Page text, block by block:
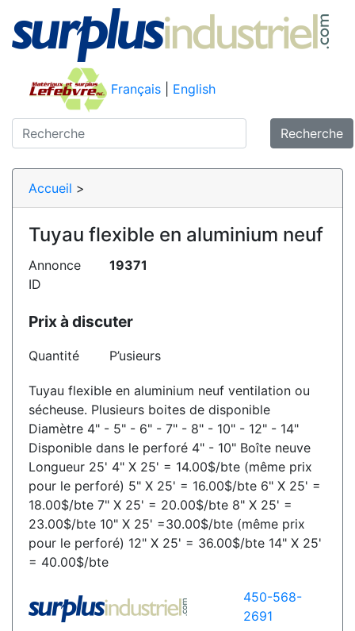
Français English
Recherche
Accueil >
Tuyau flexible en aluminium neuf
Annonce
ID
19371
Prix à discuter
Quantité P’usieurs
Tuyau flexible en aluminium neuf ventilation ou
sécheuse. Plusieurs boites de disponible
Diamètre 4" - 5" - 6" - 7" - 8" - 10" - 12" - 14"
Disponible dans le perforé 4" - 10" Boîte neuve
Longueur 25' 4" X 25' = 14.00$/bte (même prix
pour le perforé) 5" X 25' = 16.00$/bte 6" X 25' =
18.00$/bte 7" X 25' = 20.00$/bte 8" X 25' =
23.00$/bte 10" X 25' =30.00$/bte (même prix
pour le perforé) 12" X 25' = 36.00$/bte 14" X 25'
= 40.00$/bte
450-568-
2691